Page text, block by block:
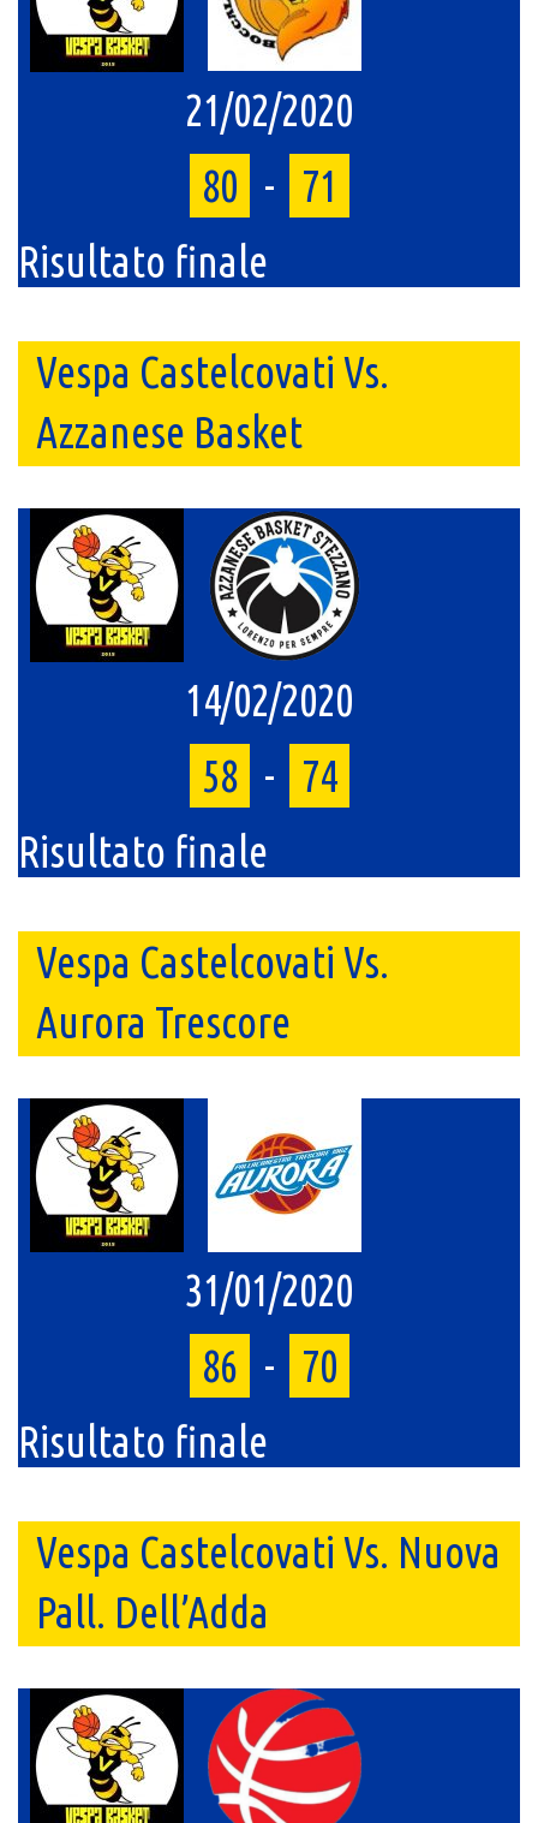
21/02/2020
80 -
71
Risultato finale
Vespa Castelcovati Vs.
Azzanese Basket
14/02/2020
58 -
74
Risultato finale
Vespa Castelcovati Vs.
Aurora Trescore
31/01/2020
86 -
70
Risultato finale
Vespa Castelcovati Vs. Nuova
Pall. Dell’Adda